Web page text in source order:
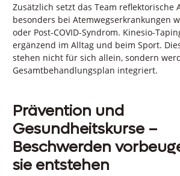
Zusätzlich setzt das Team reflektorische
besonders bei Atemwegserkrankungen
oder Post-COVID-Syndrom. Kinesio-
ergänzend im Alltag und beim Sport.
stehen nicht für sich allein, sondern
Gesamtbehandlungsplan integriert.
Prävention und
Gesundheitskurse –
Beschwerden
sie entstehen